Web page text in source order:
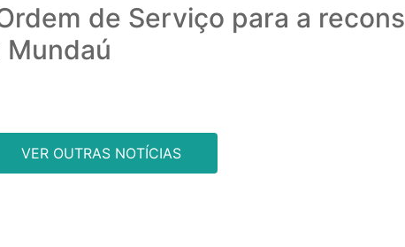
de Serviço para a
Mundaú
VER OUTRAS NOTÍCIAS